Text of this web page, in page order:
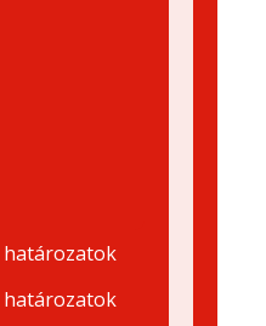
határozatok
határozatok